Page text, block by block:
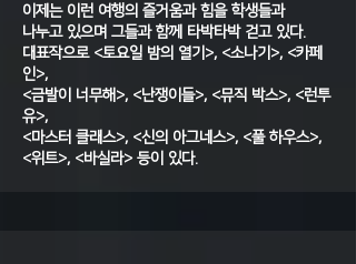
이제는 이런 여행의 즐거움과 힘을 학생들과
나누고 있으며 그들과 함께 타박타박 걷고 있다.
대표작으로 <토요일 밤의 열기>, <소나기>, <카페
인>,
<금발이 너무해>, <난쟁이들>, <뮤직 박스>, <런투
유>,
<마스터 클래스>, <신의 아그네스>, <풀 하우스>,
<위트>, <바실라> 등이 있다.